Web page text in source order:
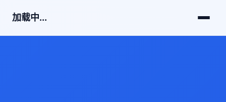
加载中...